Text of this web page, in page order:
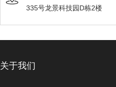
335号龙景科技园D栋2楼
关于我们